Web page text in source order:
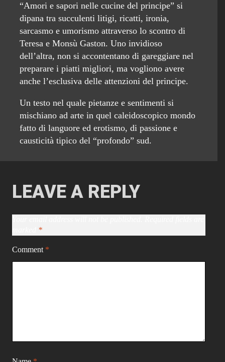
“Amori e sapori nelle cucine del principe” si
dipana tra succulenti litigi, ricatti, ironia,
sarcasmo e umorismo attraverso lo scontro di
Teresa e Monsù Gaston. Uno invidioso
dell’altra, non si accontentano di gareggiare nel
preparare i piatti migliori, ma vogliono avere
anche l’esclusiva delle attenzioni del principe.
Un testo nel quale pietanze e sentimenti si
mischiano ad arte in quel caleidoscopico mondo
fatto di languore ed erotismo, di passione e
causticità tipico del “profondo” sud.
LEAVE A REPLY
*
Comment *